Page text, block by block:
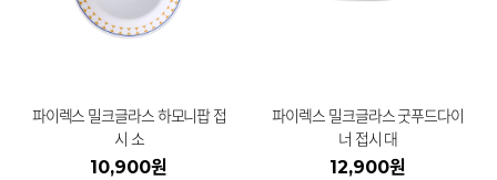
파이렉스 밀크글라스 하모니팝 접
시 소
10,900원
파이렉스 밀크글라스 굿푸드다이
너 접시 대
12,900원